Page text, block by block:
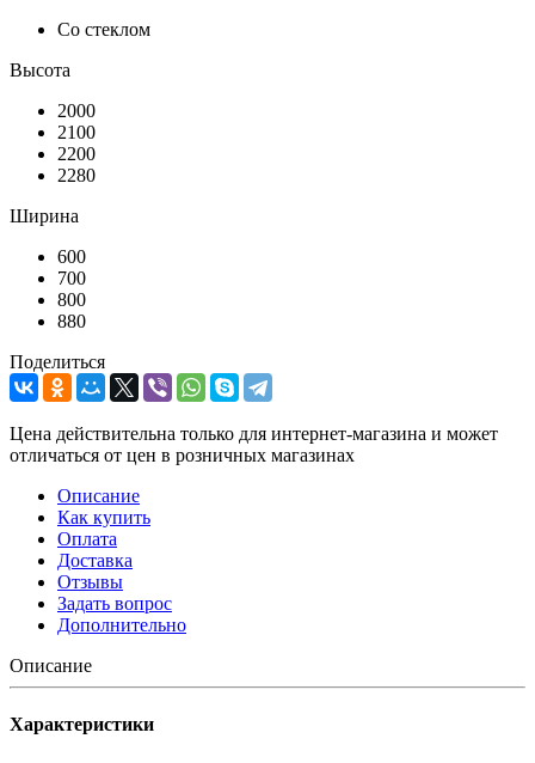
Со стеклом
Высота
2000
2100
2200
2280
Ширина
600
700
800
880
Поделиться
Цена действительна только для интернет-магазина и может
отличаться от цен в розничных магазинах
Описание
Как купить
Оплата
Доставка
Отзывы
Задать вопрос
Дополнительно
Описание
Характеристики